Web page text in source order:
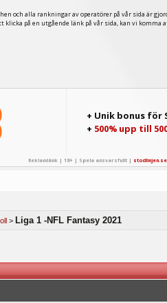
och alla rankningar av operatörer på vår sida är
på en utgående länk på vår sida, kan vi
+ Unik bonus för
+ 500% upp till
Reklamlänk | 18+ | Spela ansvarsfullt | stodlinjen.se
> Liga 1 -NFL Fantasy 2021